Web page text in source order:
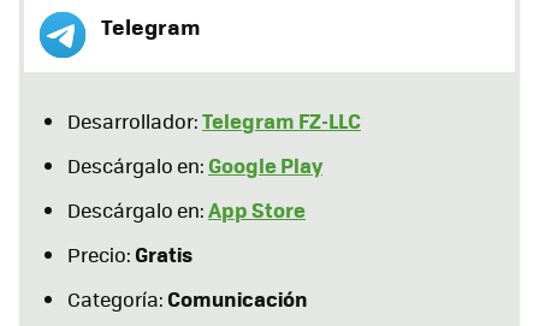
Telegram
Desarrollador:Telegram FZ-LLC
Descárgalo en: Google Play
Descárgalo en:App Store
Precio:Gratis
Categoría:Comunicación